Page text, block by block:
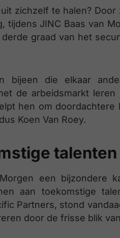
zichzelf te halen?
tijdens JINC Baas van
graad van het
bijeen die elkaar
de arbeidsmarkt
hen om doordachtere
Koen Van Roey.
talenten
een bijzondere
aan toekomstige
Partners, stond
door de frisse blik